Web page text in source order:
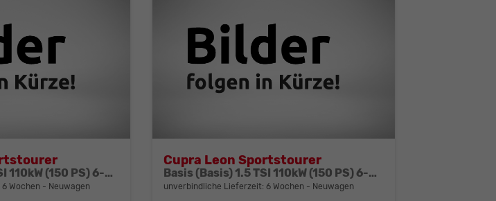
Basis (Basis) 1.5 TSI 110kW (150 PS) 6-Gang Schaltgetriebe
6 Wochen Neuwagen
Cupra Leon Sportstourer
Basis (Basis) 1.5 TSI 110kW (150 PS) 6-Gang Schaltgetriebe
unverbindliche Lieferzeit:6 Wochen Neuwagen